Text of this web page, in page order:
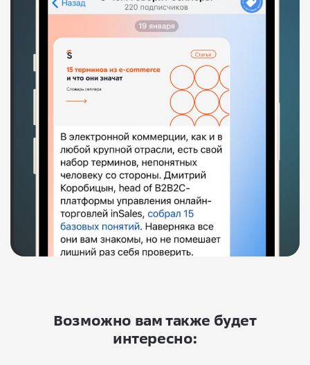
Возможно вам также будет
интересно: